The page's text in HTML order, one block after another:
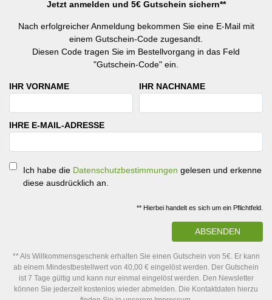
Jetzt anmelden und 5€ Gutschein sichern**
Nach erfolgreicher Anmeldung bekommen Sie eine E-Mail mit
einem Gutschein-Code zugesandt.
Diesen Code tragen Sie im Bestellvorgang in das Feld
"Gutschein-Code" ein.
IHR VORNAME IHR NACHNAME
IHRE E-MAIL-ADRESSE
Ich habe die Datenschutzbestimmungen gelesen und erkenne
diese ausdrücklich an.
** Hierbei handelt es sich um ein Pflichtfeld.
ABSENDEN
** Als Willkommensgeschenk erhalten Sie einen Gutschein von 5€. Er kann
ab einem Mindestbestellwert von 40,00 € eingelöst werden. Der Gutschein
ist 7 Tage gültig und kann nur einmal eingelöst werden. Den Newsletter
können Sie jederzeit kostenlos wieder abmelden. Die Kontaktdaten hierzu